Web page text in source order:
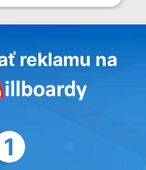
reklamu na
1